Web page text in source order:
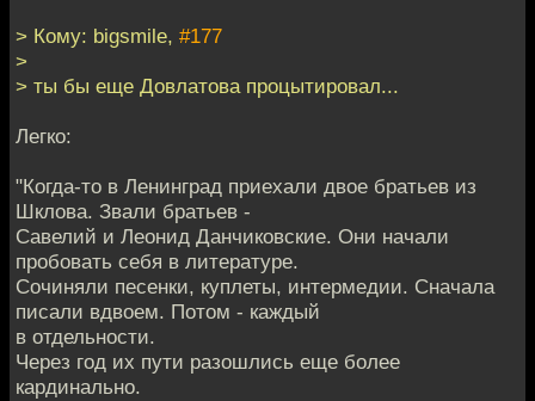
> Кому: bigsmile, #177
>
> ты бы еще Довлатова процытировал...
Легко:
"Когда-то в Ленинград приехали двое братьев из
Шклова. Звали братьев -
Савелий и Леонид Данчиковские. Они начали
пробовать себя в литературе.
Сочиняли песенки, куплеты, интермедии. Сначала
писали вдвоем. Потом - каждый
в отдельности.
Через год их пути разошлись еще более
кардинально.